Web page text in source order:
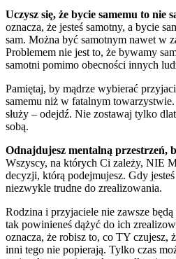
Uczysz się, że bycie samemu to nie
oznacza, że jesteś samotny, a bycie
sam. Można być samotnym nawet w
Problemem nie jest to, że bywamy
samotni pomimo obecności innych
Pamiętaj, by mądrze wybierać
samemu niż w fatalnym
służy – odejdź. Nie zostawaj tylko
sobą.
Odnajdujesz mentalną przestrzeń,
Wszyscy, na których Ci zależy, NIE
decyzji, którą podejmujesz. Gdy
niezwykle trudne do zrealizowania.
Rodzina i przyjaciele nie zawsze
tak powinieneś dążyć do ich
oznacza, że robisz to, co TY czujesz,
inni tego nie popierają. Tylko czas